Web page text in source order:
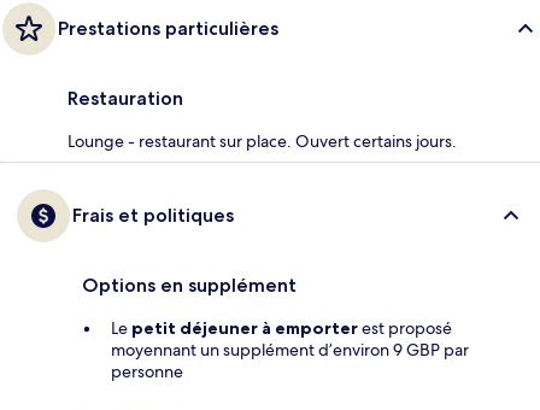
Prestations particulières
Restauration
Lounge - restaurant sur place. Ouvert certains jours.
Frais et politiques
Options en supplément
Le petit déjeuner à emporterest proposé
moyennant un supplément d’environ 9 GBP par
personne